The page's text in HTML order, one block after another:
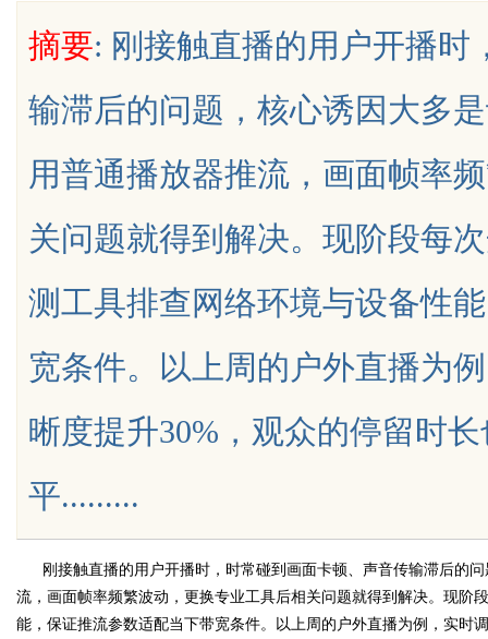
uz
Bo
摘要: 刚接触直播的用户开播时
输滞后的问题，核心诱因大多
用普通播放器推流，画面帧率
关问题就得到解决。现阶段每
测工具排查网络环境与设备性
宽条件。以上周的户外直播为
晰度提升30%，观众的停留时
平.........
刚接触直播的用户开播时，时常碰到画面卡顿、声音传输滞后的
流，画面帧率频繁波动，更换专业工具后相关问题就得到解决。现阶
能，保证推流参数适配当下带宽条件。以上周的户外直播为例，实时
木门详解